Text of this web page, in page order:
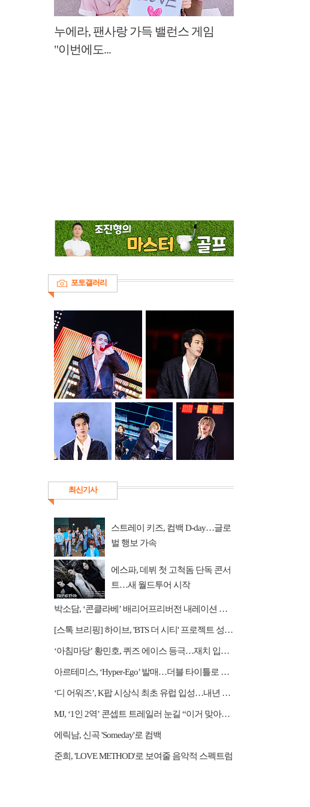
누에라, 팬사랑 가득 밸런스 게임
"이번에도...
포토갤러리
최신기사
스트레이 키즈, 컴백 D-day…글로
벌 행보 가속
에스파, 데뷔 첫 고척돔 단독 콘서
트…새 월드투어 시작
박소담, ‘콘클라베’ 배리어프리버전 내레이션 재능 기부 “뜻깊은 경험”
[스톡 브리핑] 하이브, 'BTS 더 시티' 프로젝트 성료…뉴욕 도심 누빈 문화 축제
‘아침마당’ 황민호, 퀴즈 에이스 등극…재치 입담+가창력 폭발
아르테미스, ‘Hyper-Ego’ 발매…더블 타이틀로 글로벌 저격
‘디 어워즈’, K팝 시상식 최초 유럽 입성…내년 1월 파리서 개최
MJ, ‘1인 2역’ 콘셉트 트레일러 눈길 “이거 맞아요?”
에릭남, 신곡 'Someday'로 컴백
준희, 'LOVE METHOD'로 보여줄 음악적 스펙트럼